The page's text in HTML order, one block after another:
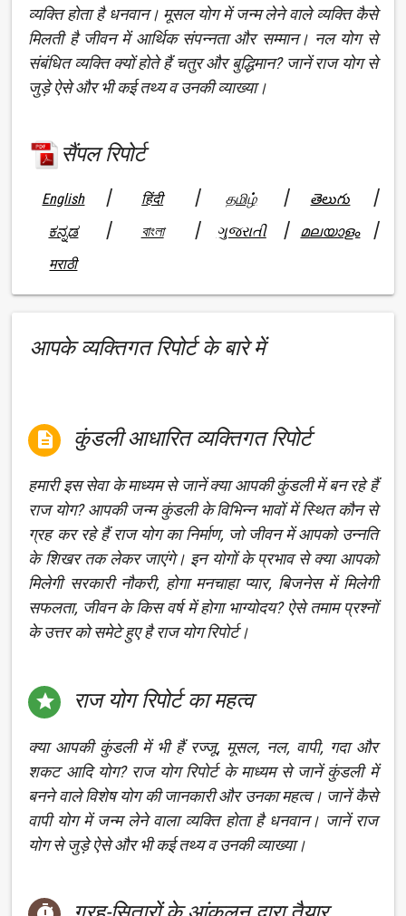
व्यक्ति होता है धनवान। मूसल योग में जन्म लेने वाले व्यक्ति कैसे
मिलती है जीवन में आर्थिक संपन्नता और सम्मान। नल योग से
संबंधित व्यक्ति क्यों होते हैं चतुर और बुद्धिमान? जानें राज योग से
जुड़े ऐसे और भी कई तथ्य व उनकी व्याख्या।
सैंपल रिपोर्ट
English | हिंदी | தமிழ் | తెలుగు |
ಕನ್ನಡ | বাংলা | ગુજરાતી | മലയാളം |
मराठी
आपके व्यक्तिगत रिपोर्ट के बारे में
 कुंडली आधारित व्यक्तिगत रिपोर्ट
हमारी इस सेवा के माध्यम से जानें क्या आपकी कुंडली में बन रहे हैं
राज योग? आपकी जन्म कुंडली के विभिन्न भावों में स्थित कौन से
ग्रह कर रहे हैं राज योग का निर्माण, जो जीवन में आपको उन्नति
के शिखर तक लेकर जाएंगे। इन योगों के प्रभाव से क्या आपको
मिलेगी सरकारी नौकरी, होगा मनचाहा प्यार, बिजनेस में मिलेगी
सफलता, जीवन के किस वर्ष में होगा भाग्योदय? ऐसे तमाम प्रश्नों
के उत्तर को समेटे हुए है राज योग रिपोर्ट।
 राज योग रिपोर्ट का महत्व
क्या आपकी कुंडली में भी हैं रज्जू, मूसल, नल, वापी, गदा और
शकट आदि योग? राज योग रिपोर्ट के माध्यम से जानें कुंडली में
बनने वाले विशेष योग की जानकारी और उनका महत्व। जानें कैसे
वापी योग में जन्म लेने वाला व्यक्ति होता है धनवान। जानें राज
योग से जुड़े ऐसे और भी कई तथ्य व उनकी व्याख्या।